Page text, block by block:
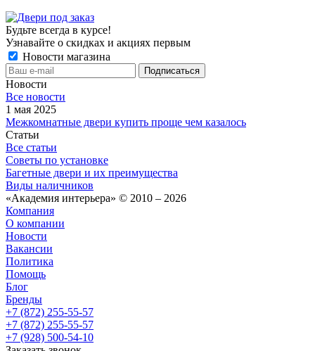
Будьте всегда в курсе!
Узнавайте о скидках и акциях первым
Новости магазина
Новости
Все новости
1 мая 2025
Межкомнатные двери купить проще чем казалось
Статьи
Все статьи
Советы по установке
Багетные двери и их преимущества
Виды наличников
«Академия интерьера» © 2010 – 2026
Компания
О компании
Новости
Вакансии
Политика
Помощь
Блог
Бренды
+7 (872) 255-55-57
+7 (872) 255-55-57
+7 (928) 500-54-10